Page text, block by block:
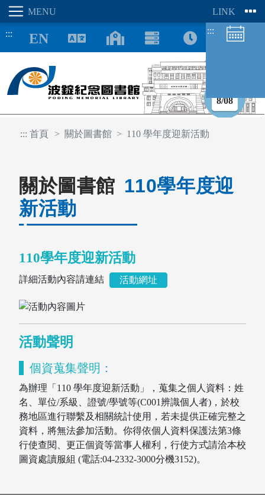
:::
8/08
:::
圖書薦購
::: 首頁 關於圖書館 110 學年度迎新活動
關於圖書館 110學年度迎
新活動
110學年度迎新活動
詳細活動內容請連結 活動網址
活動聲明
個資蒐集聲明：
為辦理「110 學年度迎新活動」，蒐集之個人資料：姓
名、單位/系級、證號/學號等(C001辨識個人者)，於校
務地區進行聯繫及相關統計使用，若未提供正確完整之
資料，將無法參加活動。你得依個人資料保護法第3條
行使查閱、更正個資等當事人權利，行使方式請洽本校
圖資處讀服組 (電話:04-2332-3000分機3152)。